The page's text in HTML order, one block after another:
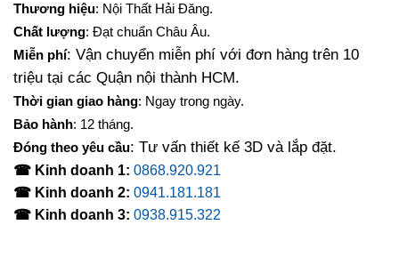
là:
6,300,000₫.
5,250,000₫.
Thương hiệu: Nội Thất Hải Đăng.
Chất lượng: Đạt chuẩn Châu Âu.
Miễn phí: Vận chuyển miễn phí với đơn hàng trên 10
triệu tại các Quận nội thành HCM.
Thời gian giao hàng: Ngay trong ngày.
Bảo hành: 12 tháng.
Đóng theo yêu cầu: Tư vấn thiết kế 3D và lắp đặt.
☎ Kinh doanh 1: 0868.920.921
☎ Kinh doanh 2: 0941.181.181
☎ Kinh doanh 3: 0938.915.322